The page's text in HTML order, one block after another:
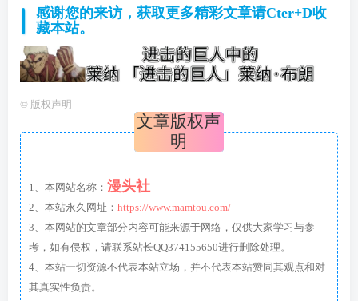
感谢您的来访，获取更多精彩文章请Cter+D收
藏本站。
© 版权声明
文章版权声
明
1、本网站名称： 漫头社
2、本站永久网址： https://www.mamtou.com/
3、本网站的文章部分内容可能来源于网络，仅供大家学习与参
考，如有侵权，请联系站长QQ374155650进行删除处理。
4、本站一切资源不代表本站立场，并不代表本站赞同其观点和对
其真实性负责。